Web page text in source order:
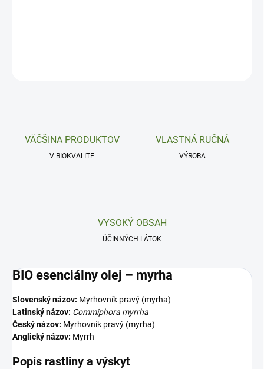
VÄČŠINA PRODUKTOV
V BIOKVALITE
VLASTNÁ RUČNÁ
VÝROBA
VYSOKÝ OBSAH
ÚČINNÝCH LÁTOK
BIO esenciálny olej – myrha
Slovenský názov: Myrhovník pravý (myrha)
Latinský názov: Commiphora myrrha
Český názov: Myrhovník pravý (myrha)
Anglický názov: Myrrh
Popis rastliny a výskyt